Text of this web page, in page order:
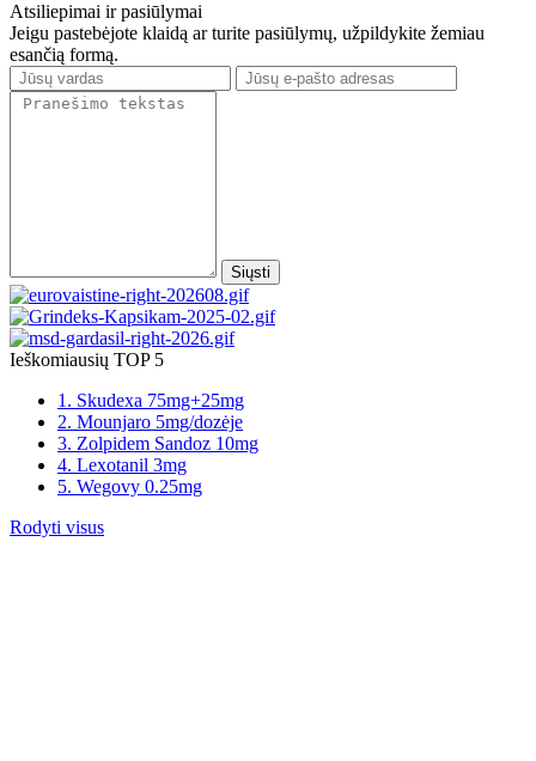
Atsiliepimai ir pasiūlymai
Jeigu pastebėjote klaidą ar turite pasiūlymų, užpildykite žemiau
esančią formą.
Siųsti
Ieškomiausių TOP 5
1. Skudexa 75mg+25mg
2. Mounjaro 5mg/dozėje
3. Zolpidem Sandoz 10mg
4. Lexotanil 3mg
5. Wegovy 0.25mg
Rodyti visus